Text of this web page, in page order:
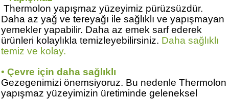
Thermolon yapışmaz yüzeyimiz pürüzsüzdür.
Daha az yağ ve tereyağı ile sağlıklı ve yapışmayan
yemekler yapabilir. Daha az emek sarf ederek
ürünleri kolaylıkla temizleyebilirsiniz. Daha sağlıklı
temiz ve kolay.
• Çevre için daha sağlıklı
Gezegenimizi önemsiyoruz. Bu nedenle Thermolon
yapışmaz yüzeyimizin üretiminde geleneksel